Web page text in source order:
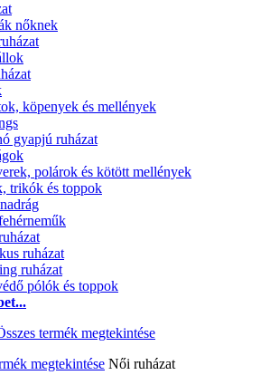
nőknek
köpenyek és mellények
gyapjú ruházat
polárok és kötött mellények
trikók és toppok
ruházat
ruházat
pólók és toppok
megtekintése Női ruházat